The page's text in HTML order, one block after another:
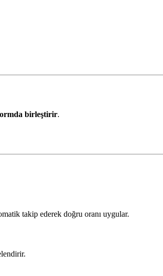
birleştirir.
takip ederek doğru oranı uygular.